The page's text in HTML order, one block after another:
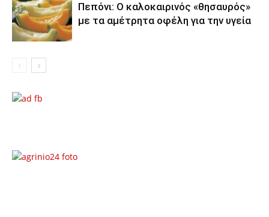
Πεπόνι: Ο καλοκαιρινός «θησαυρός»
με τα αμέτρητα οφέλη για την υγεία